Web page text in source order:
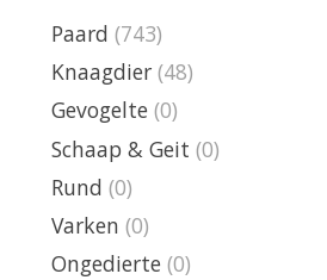
Paard (743)
Knaagdier (48)
Gevogelte (0)
Schaap & Geit (0)
Rund (0)
Varken (0)
Ongedierte (0)